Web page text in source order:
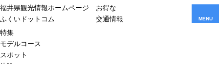
福井県観光情報ホームページ
ふくいドットコム
お得な
交通情報
MENU
特集
モデルコース
スポット